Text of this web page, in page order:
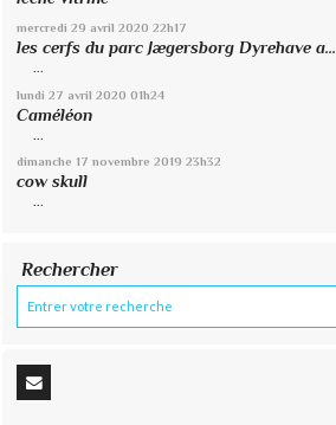
mercredi 29 avril 2020 22h17
les cerfs du parc Jægersborg Dyrehave a...
lundi 27 avril 2020 01h24
Caméléon
dimanche 17 novembre 2019 23h32
cow skull
...
Rechercher